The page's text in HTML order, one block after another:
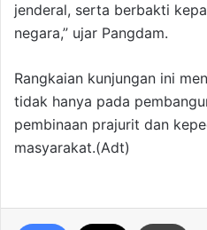
jenderal, serta berbakti
negara,” ujar Pangdam.
Rangkaian kunjungan ini
tidak hanya pada
pembinaan prajurit dan
masyarakat.(Adt)